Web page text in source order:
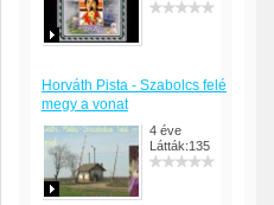
Horváth Pista - Szabolcs felé
megy a vonat
4 éve
Látták:135